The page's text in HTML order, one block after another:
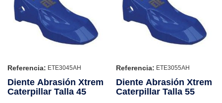
Referencia: ETE3045AH
Diente Abrasión Xtrem
Caterpillar Talla 45
Referencia: ETE3055AH
Diente Abrasión Xtrem
Caterpillar Talla 55